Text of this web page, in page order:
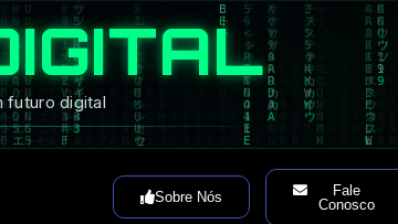
futuro digital
Sobre Nós
Fale
Conosco